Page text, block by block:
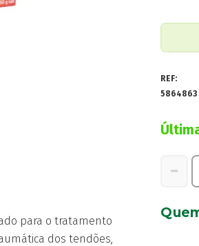
para o tratamento
dos tendões,
REF:
5864863
−